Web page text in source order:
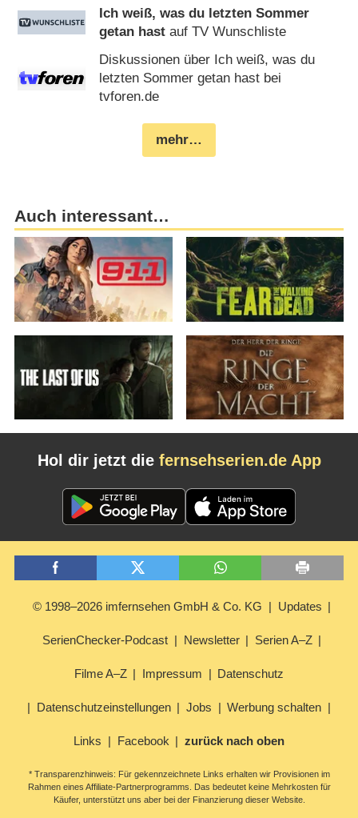
Ich weiß, was du letzten Sommer
getan hast auf TV Wunschliste
Diskussionen über Ich weiß, was du
letzten Sommer getan hast bei
tvforen.de
mehr…
Auch interessant…
Hol dir jetzt die fernsehserien.de App
© 1998–2026 imfernsehen GmbH & Co. KG Updates
SerienChecker-Podcast Newsletter Serien A–Z
Filme A–Z Impressum Datenschutz
Datenschutzeinstellungen Jobs Werbung schalten
Links Facebook zurück nach oben
* Transparenzhinweis: Für gekennzeichnete Links erhalten wir Provisionen im
Rahmen eines Affiliate-Partnerprogramms. Das bedeutet keine Mehrkosten für
Käufer, unterstützt uns aber bei der Finanzierung dieser Website.